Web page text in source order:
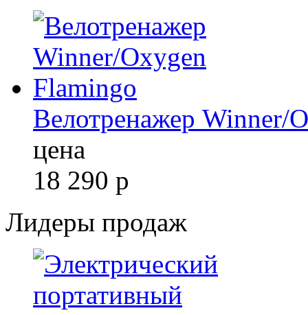
Велотренажер Winner/
цена
18 290 р
Лидеры продаж